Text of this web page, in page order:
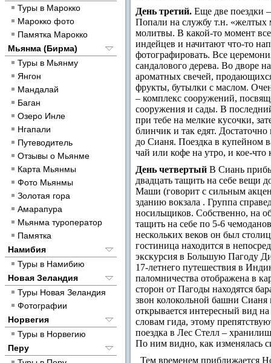
Туры в Марокко
Марокко фото
Памятка Марокко
Мьянма (Бирма)
Туры в Мьянму
Янгон
Мандалай
Баган
Озеро Инле
Нгапали
Путеводитель
Отзывы о Мьянме
Карта Мьянмы
Фото Мьянмы
Золотая гора
Амарапура
Мьянма туроператор
Памятка
Намибия
Туры в Намибию
Новая Зеландия
Туры Новая Зеландия
Фотографии
Норвегия
Туры в Норвегию
Перу
День третий. Еще две поездки
Попали на службу т.н. «желтых
молитвы. В какой-то момент
индейцев и начитают что-то
фотографировать. Все
сандалового дерева. Во дворе
ароматных свечей,
фрукты, бутылки с маслом.
– комплекс сооружений,
сооружения и сады. В
при тебе на мелкие кусочки,
блинчик и так едят.
до Сианя. Поездка в купейном
чай или кофе на утро, и кое-что
День четвертый В Сиань
двадцать тащить на себе вещи
Маши (говорит с сильным
зданию вокзала . Группа
носильщиков. Собственно, на
тащить на себе по 5-6
нескольких веков он был
гостиница находится в
экскурсия в Большую Пагоду
17-летнего путешествия в
паломничества отображена в
сторон от Пагоды находятся
звон колокольной башни Сианя
открывается интересный вид
словам гида, этому
поездка в Лес Стелл –
По ним видно, как изменялась
Тем временем приближается